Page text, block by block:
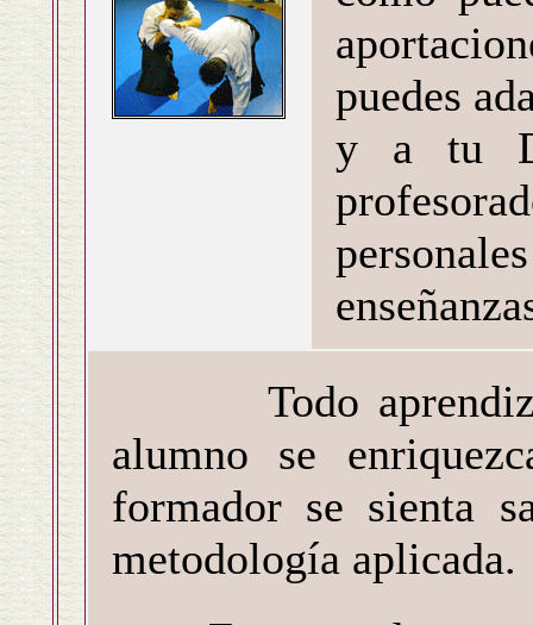
puedes
y a tu
Todo
alumno se
formador se sienta
metodología aplicada.